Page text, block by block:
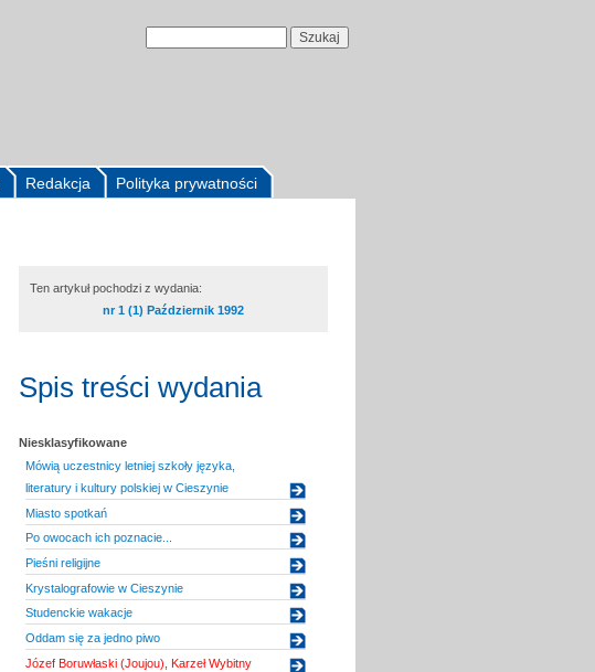
Polityka prywatności
Redakcja
Ten artykuł pochodzi z wydania:
nr 1 (1) Październik 1992
Spis treści wydania
Niesklasyfikowane
Mówią uczestnicy letniej szkoły języka,
literatury i kultury polskiej w Cieszynie
Miasto spotkań
Po owocach ich poznacie...
Pieśni religijne
Krystalografowie w Cieszynie
Studenckie wakacje
Oddam się za jedno piwo
Józef Boruwłaski (Joujou), Karzeł Wybitny